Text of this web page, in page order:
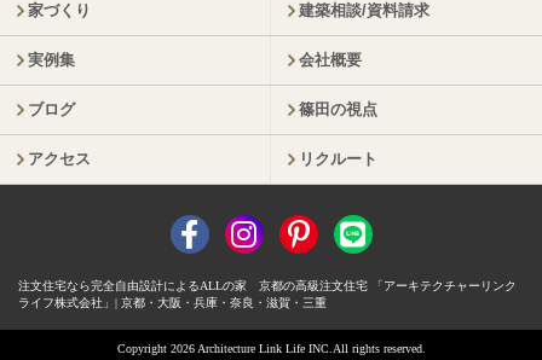
家づくり 建築相談/資料請求
実例集 会社概要
ブログ 篠田の視点
アクセス リクルート
注文住宅なら完全自由設計によるALLの家 京都の高級注文住宅 「アーキテクチャーリンク
ライフ株式会社」| 京都・大阪・兵庫・奈良・滋賀・三重
Copyright 2026 Architecture Link Life INC.All rights reserved.